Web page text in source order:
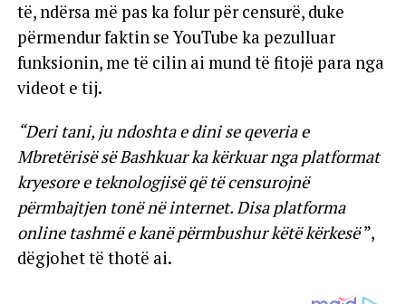
të, ndërsa më pas ka folur për censurë, duke
përmendur faktin se YouTube ka pezulluar
funksionin, me të cilin ai mund të fitojë para nga
videot e tij.
“Deri tani, ju ndoshta e dini se qeveria e
Mbretërisë së Bashkuar ka kërkuar nga platformat
kryesore e teknologjisë që të censurojnë
përmbajtjen tonë në internet. Disa platforma
online tashmë e kanë përmbushur këtë kërkesë”,
dëgjohet të thotë ai.